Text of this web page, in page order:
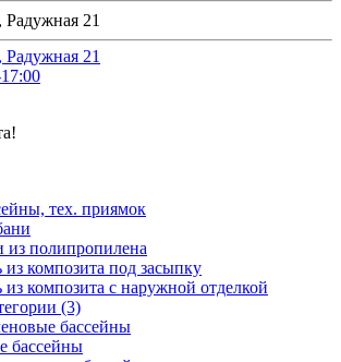
21
21
тех. приямок
из полипропилена
из композита под засыпку
из композита с наружной отделкой
(3)
бассейны
бассейны